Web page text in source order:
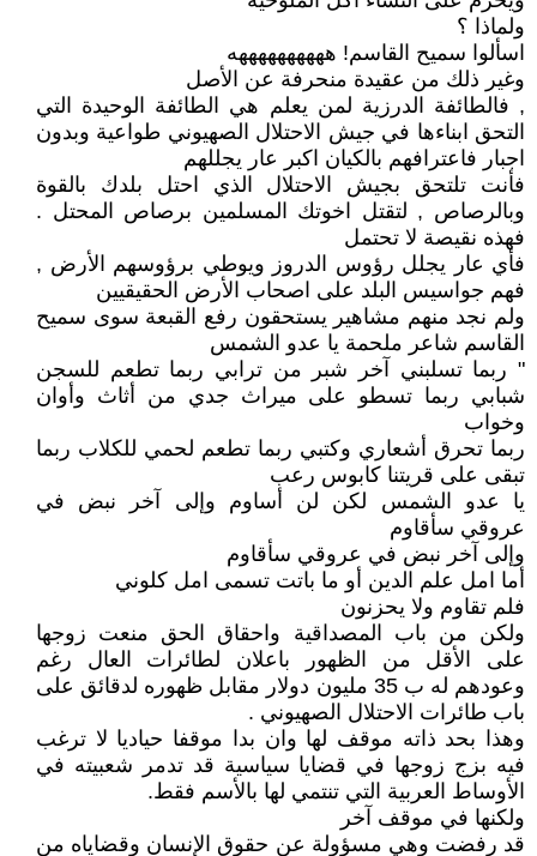
ولماذا ؟
اسألوا سميح القاسم! ههههههههههه
وغير ذلك من عقيدة منحرفة عن الأصل
, فالطائفة الدرزية لمن يعلم هي الطائفة الوحيدة التي
التحق ابناءها في جيش الاحتلال الصهيوني طواعية وبدون
اجبار فاعترافهم بالكيان اكبر عار يجللهم
فأنت تلتحق بجيش الاحتلال الذي احتل بلدك بالقوة
وبالرصاص , لتقتل اخوتك المسلمين برصاص المحتل .
فهذه نقيصة لا تحتمل
فأي عار يجلل رؤوس الدروز ويوطي برؤوسهم الأرض ,
فهم جواسيس البلد على اصحاب الأرض الحقيقيين
ولم نجد منهم مشاهير يستحقون رفع القبعة سوى سميح
القاسم شاعر ملحمة يا عدو الشمس
" ربما تسلبني آخر شبر من ترابي ربما تطعم للسجن
شبابي ربما تسطو على ميراث جدي من أثاث وأوان
وخواب
ربما تحرق أشعاري وكتبي ربما تطعم لحمي للكلاب ربما
تبقى على قريتنا كابوس رعب
يا عدو الشمس لكن لن أساوم وإلى آخر نبض في
عروقي سأقاوم
وإلى آخر نبض في عروقي سأقاوم
أما امل علم الدين أو ما باتت تسمى امل كلوني
فلم تقاوم ولا يحزنون
ولكن من باب المصداقية واحقاق الحق منعت زوجها
على الأقل من الظهور باعلان لطائرات العال رغم
وعودهم له ب 35 مليون دولار مقابل ظهوره لدقائق على
باب طائرات الاحتلال الصهيوني .
وهذا بحد ذاته موقف لها وان بدا موقفا حياديا لا ترغب
فيه بزج زوجها في قضايا سياسية قد تدمر شعبيته في
الأوساط العربية التي تنتمي لها بالأسم فقط.
ولكنها في موقف آخر
قد رفضت وهي مسؤولة عن حقوق الإنسان وقضاياه من